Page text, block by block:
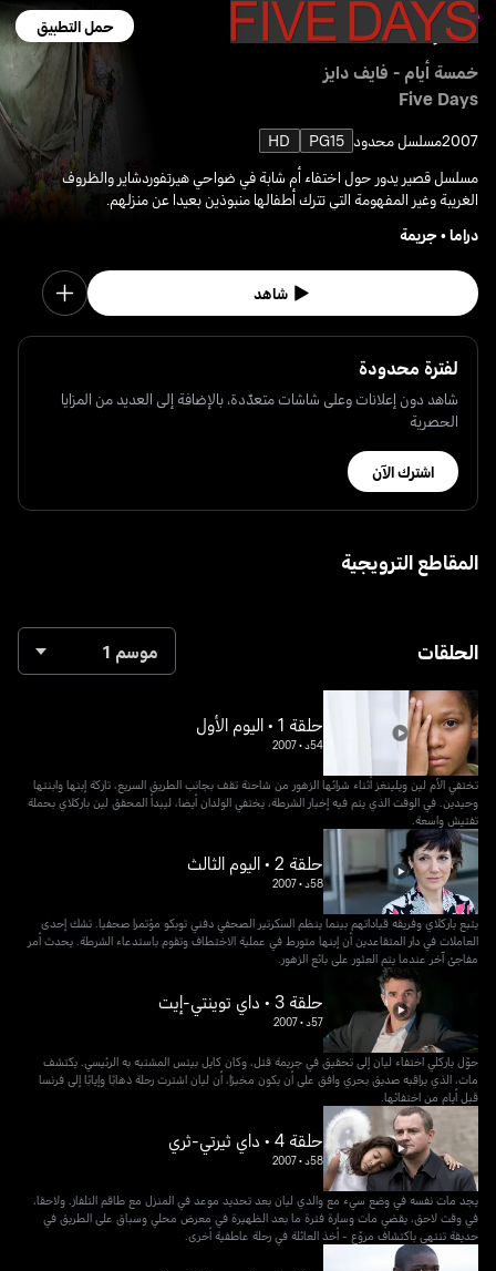
حمل التطبيق
خمسة أيام - فايف دايز
Five Days
2007مسلسل محدود PG15
HD
مسلسل قصير يدور حول اختفاء أم شابة في ضواحي هيرتفوردشاير والظروف
الغريبة وغير المفهومة التي تترك أطفالها منبوذين بعيدا عن منزلهم.
دراما• جريمة
شاهد
لفترة محدودة
شاهد دون إعلانات وعلى شاشات متعدّدة، بالإضافة إلى العديد من المزايا
الحصرية
اشترك الآن
المقاطع الترويجية
الحلقات موسم 1
حلقة 1 • اليوم الأول
54د •
2007
تختفي الأم لين ويلينغز أثناء شرائها الزهور من شاحنة تقف بجانب الطريق السريع، تاركة إبنها وابنتها
وحيدين. في الوقت الذي يتم فيه إخبار الشرطة، يختفي الولدان أيضا، ليبدأ المحقق لين باركلاي بحملة
تفتيش واسعة.
حلقة 2 • اليوم الثالث
58د •
2007
يتبع باركلاي وفريقه قياداتهم بينما ينظم السكرتير الصحفي دفني توبكو مؤتمرا صحفيا. تشك إحدى
العاملات في دار المتقاعدين أن إبنها متورط في عملية الاختطاف وتقوم باستدعاء الشرطة. يحدث أمر
مفاجئ آخر عندما يتم العثور على بائع الزهور.
حلقة 3 • داي توينتي-إيت
57د •
2007
حوّل باركلي اختفاء ليان إلى تحقيق في جريمة قتل، وكان كايل بيتس المشتبه به الرئيسي. يكتشف
مات، الذي يراقبه صديق بحري وافق على أن يكون مخبرًا، أن ليان اشترت رحلة ذهابًا وإيابًا إلى فرنسا
قبل أيام من اختفائها.
حلقة 4 • داي ثيرتي-ثري
58د •
2007
يجد مات نفسه في وضع سيء مع والدي ليان بعد تحديد موعد في المنزل مع طاقم التلفاز. ولاحقا،
في وقت لاحق، يقضي مات وسارة فترة ما بعد الظهيرة في معرض محلي وسباق على الطريق في
حديقة تنتهي باكتشاف مروّع - أخذ العائلة في رحلة عاطفية أخرى.